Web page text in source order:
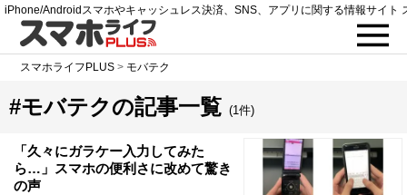
iPhone/Androidスマホやキャッシュレス決済、SNS、アプリに関する情報サイト
スマホライフPLUS > モバテク
#モバテクの記事一覧 (1件)
「久々にガラケー入力してみた
ら…」スマホの便利さに改めて驚き
の声